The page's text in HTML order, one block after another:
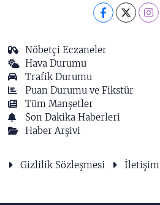
Nöbetçi Eczaneler
Hava Durumu
Trafik Durumu
Puan Durumu ve Fikstür
Tüm Manşetler
Son Dakika Haberleri
Haber Arşivi
Gizlilik Sözleşmesi İletişim